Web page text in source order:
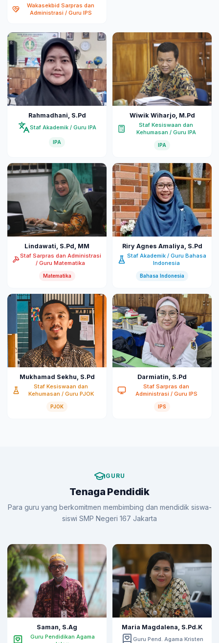
Wakasekbid Sarpras dan
Administrasi / Guru IPS
Rahmadhani, S.Pd
Staf Akademik / Guru IPA
IPA
Wiwik Wiharjo, M.Pd
Staf Kesiswaan dan
Kehumasan / Guru IPA
IPA
Lindawati, S.Pd, MM
Staf Sarpras dan Administrasi
/ Guru Matematika
Matematika
Riry Agnes Amaliya, S.Pd
Staf Akademik / Guru Bahasa
Indonesia
Bahasa Indonesia
Mukhamad Sekhu, S.Pd
Staf Kesiswaan dan
Kehumasan / Guru PJOK
PJOK
Darmiatin, S.Pd
Staf Sarpras dan
Administrasi / Guru IPS
IPS
GURU
Tenaga Pendidik
Para guru yang berkomitmen membimbing dan mendidik siswa-
siswi SMP Negeri 167 Jakarta
Saman, S.Ag
Guru Pendidikan Agama
Maria Magdalena, S.Pd.K
Guru Pend. Agama Kristen